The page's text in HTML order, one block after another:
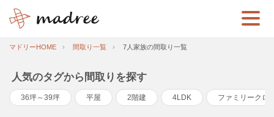
マドリーHOME 間取り一覧 7人家族の間取り一覧
人気のタグから間取りを探す
36坪～39坪 平屋 2階建 4LDK ファミリークロ